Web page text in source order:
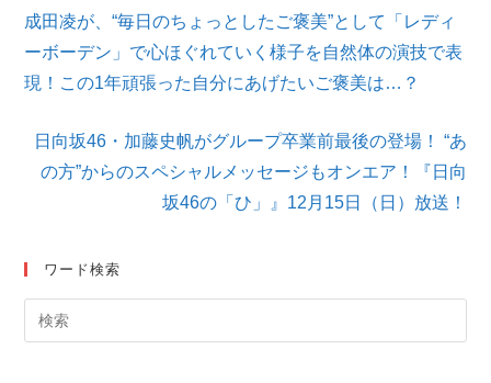
そ
の
他
の
記
を
成田凌が、“毎日のちょっとしたご褒美”として「レディ
ーボーデン」で心ほぐれていく様子を自然体の演技で表
現！この1年頑張った自分にあげたいご褒美は…？
日向坂46・加藤史帆がグループ卒業前最後の登場！ “あ
の方”からのスペシャルメッセージもオンエア！『日向
坂46の「ひ」』12月15日（日）放送！
ワード検索